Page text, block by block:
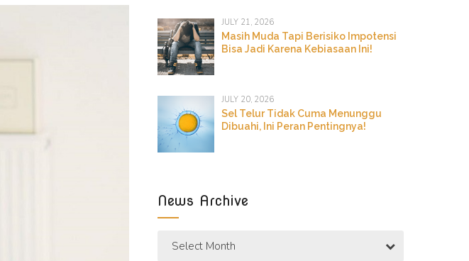
JULY 21, 2026
Masih Muda Tapi Berisiko Impotensi
Bisa Jadi Karena Kebiasaan Ini!
JULY 20, 2026
Sel Telur Tidak Cuma Menunggu
Dibuahi, Ini Peran Pentingnya!
News Archive
Select Month